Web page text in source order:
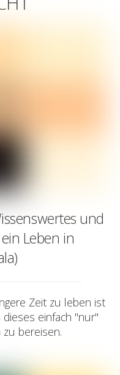
und
Leben in
Zeit zu leben ist
einfach "nur"
bereisen.